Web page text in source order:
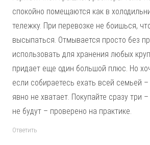
спокойно помещаются как в
тележку. При перевозке не боишься,
высыпаться. Отмывается просто без
использовать для хранения любых
придает еще один большой плюс. Но
если собираетесь ехать всей семьей
явно не хватает. Покупайте сразу три
не будут – проверено на практике.
Ответить